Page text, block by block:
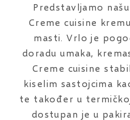
Predstavljamo
Creme cuisine
masti. Vrlo je
doradu umaka,
Creme cuisine
kiselim sastojcima
te također u
dostupan je u